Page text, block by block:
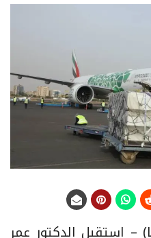
22-6-2021 (سونا) – استقبل الدكتور عمر